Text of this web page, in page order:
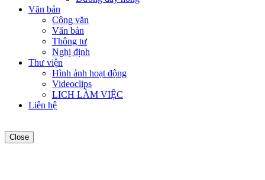
Văn bản
Công văn
Văn bản
Thông tư
Nghị định
Thư viện
Hình ảnh hoạt động
Videoclips
LICH LÀM VIỆC
Liên hệ
Close